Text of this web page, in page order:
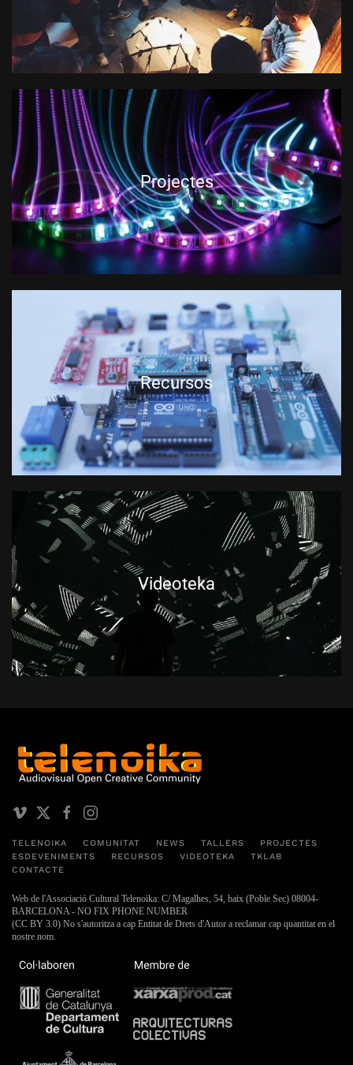
Projectes
Recursos
Videoteka
TELENOIKA COMUNITAT NEWS TALLERS
PROJECTES
ESDEVENIMENTS
RECURSOS VIDEOTEKA
TKLAB
CONTACTE
Web de l'Associació Cultural Telenoika: C/ Magalhes, 54, baix (Poble Sec) 08004-
BARCELONA - NO FIX PHONE NUMBER
(CC BY 3.0) No s'autoritza a cap Entitat de Drets d'Autor a reclamar cap quantitat en el
nostre nom.